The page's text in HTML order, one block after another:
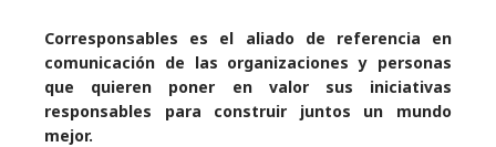
Corresponsables es el aliado de referencia en
comunicación de las organizaciones y personas
que quieren poner en valor sus iniciativas
responsables para construir juntos un mundo
mejor.